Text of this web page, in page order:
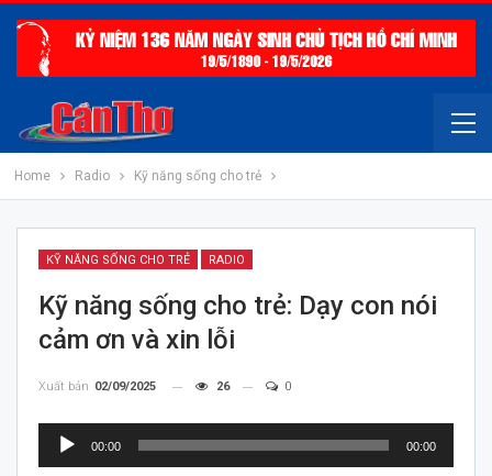
Home Radio Kỹ năng sống cho trẻ
KỸ NĂNG SỐNG CHO TRẺ RADIO
Kỹ năng sống cho trẻ: Dạy con nói
cảm ơn và xin lỗi
Xuất bản 02/09/2025 26 0
Trình
00:00 00:00